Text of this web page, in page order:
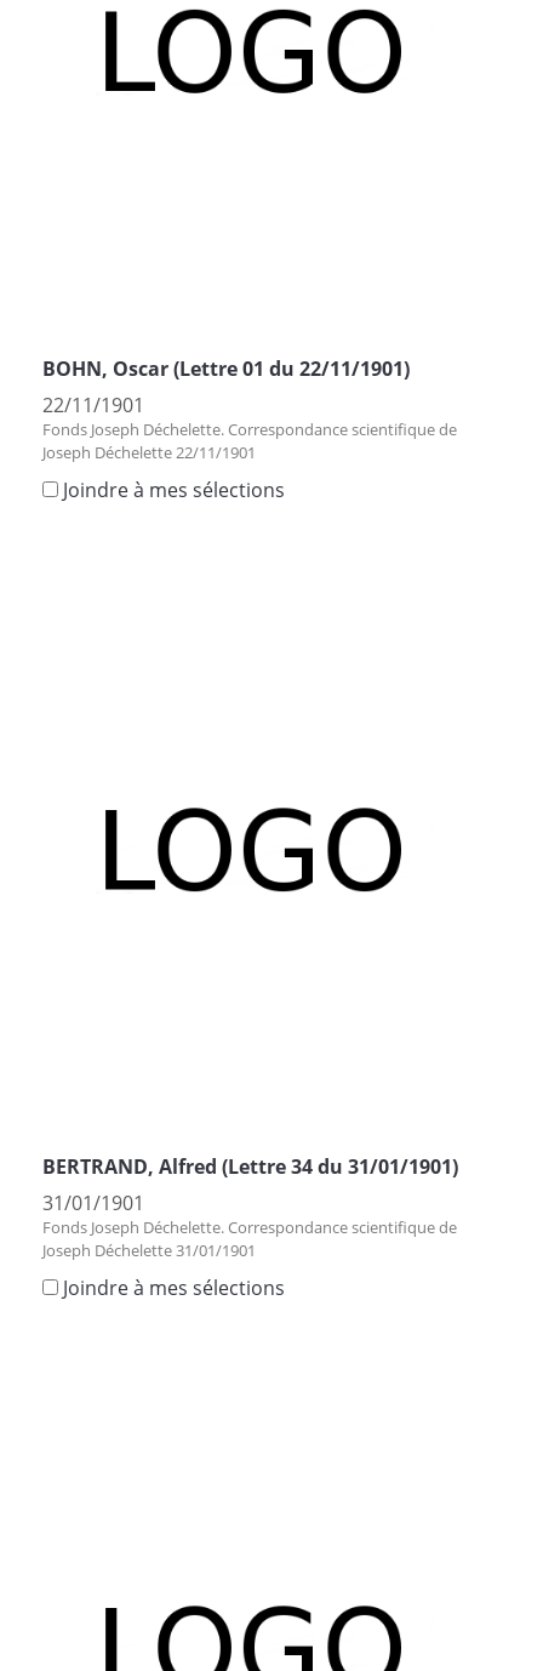
BOHN, Oscar (Lettre 01 du 22/11/1901)
22/11/1901
Fonds Joseph Déchelette. Correspondance scientifique de
Joseph Déchelette 22/11/1901
Joindre à mes sélections
BERTRAND, Alfred (Lettre 34 du 31/01/1901)
31/01/1901
Fonds Joseph Déchelette. Correspondance scientifique de
Joseph Déchelette 31/01/1901
Joindre à mes sélections